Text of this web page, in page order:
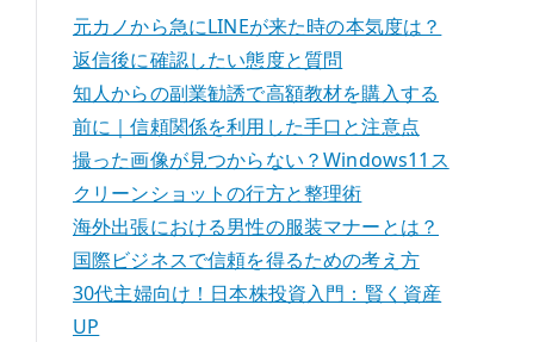
元カノから急にLINEが来た時の本気度は？
返信後に確認したい態度と質問
知人からの副業勧誘で高額教材を購入する
前に｜信頼関係を利用した手口と注意点
撮った画像が見つからない？Windows11ス
クリーンショットの行方と整理術
海外出張における男性の服装マナーとは？
国際ビジネスで信頼を得るための考え方
30代主婦向け！日本株投資入門：賢く資産
UP